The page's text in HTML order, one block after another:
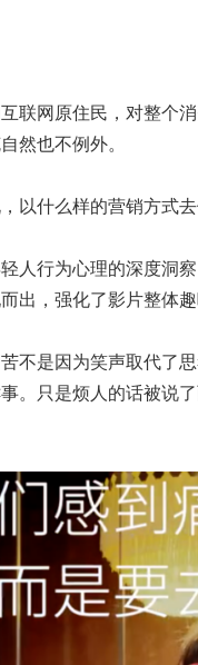
联网原住民，对整个
然也不例外。
以什么样的营销方式
人行为心理的深度洞
出，强化了影片整体趣
不是因为笑声取代了
。只是烦人的话被说